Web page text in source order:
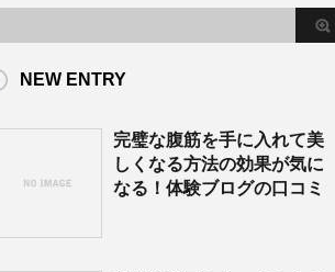
NEW ENTRY
完璧な腹筋を手に入れて美
しくなる方法の効果が気に
なる！体験ブログの口コミ